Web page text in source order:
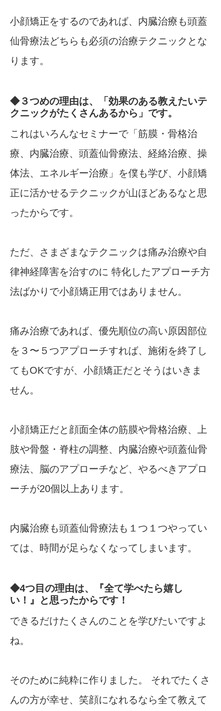
小顔矯正をするのであれば、内臓治療も頭蓋
仙骨療法どちらも必須の治療テクニックとな
ります。
◆３つめの理由は、「効果のある教えたいテ
クニックがたくさんあるから」です。
これはいろんなセミナーで「筋膜・骨格治
療、内臓治療、頭蓋仙骨療法、経絡治療、操
体法、エネルギー治療」を僕も学び、小顔矯
正に活かせるテクニックが山ほどあるなと思
ったからです。
ただ、さまざまなテクニックは痛み治療や自
律神経障害を治すのに 特化したアプローチ方
法ばかりで小顔矯正用ではありません。
痛み治療であれば、優先順位の高い原因部位
を３〜５つアプローチすれば、施術を終了し
てもOKですが、小顔矯正だとそうはいきま
せん。
小顔矯正だと顔面全体の筋膜や骨格治療、上
肢や骨盤・脊柱の調整、内臓治療や頭蓋仙骨
療法、脳のアプローチなど、やるべきアプロ
ーチが20個以上あります。
内臓治療も頭蓋仙骨療法も１つ１つやってい
ては、時間が足らなくなってしまいます。
◆4つ目の理由は、『全て学べたら嬉し
い！』と思ったからです！
できるだけたくさんのことを学びたいですよ
ね。
そのために純粋に作りました。 それでたくさ
んの方が幸せ、笑顔になれるなら全て教えて